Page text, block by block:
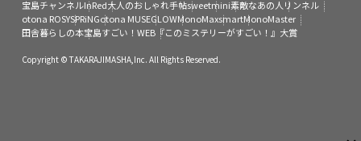
宝島チャンネルInRed大人のおしゃれ手帖sweetmini素敵なあの人 リンネル
otona ROSYSPRiNGotona MUSEGLOWMonoMaxsmartMonoMaster
田舎暮らしの本宝島すごい！WEB『このミステリーがすごい！』大賞
Copyright © TAKARAJIMASHA,Inc. All Rights Reserved.